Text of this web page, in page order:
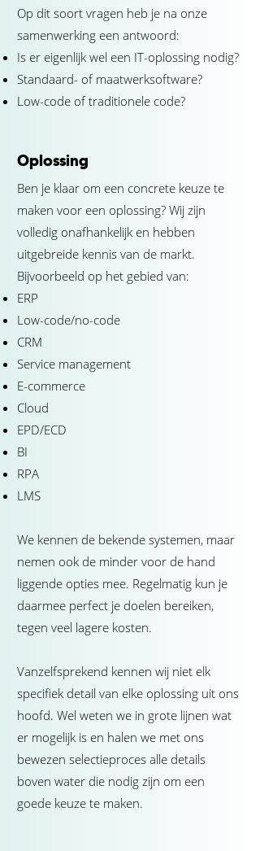
Op dit soort vragen heb je na onze
samenwerking een antwoord:
Is er eigenlijk wel een IT-oplossing nodig?
Standaard- of maatwerksoftware?
Low-code of traditionele code?
Oplossing
Ben je klaar om een concrete keuze te
maken voor een oplossing? Wij zijn
volledig onafhankelijk en hebben
uitgebreide kennis van de markt.
Bijvoorbeeld op het gebied van:
ERP
Low-code/no-code
CRM
Service management
E-commerce
Cloud
EPD/ECD
BI
RPA
LMS
We kennen de bekende systemen, maar
nemen ook de minder voor de hand
liggende opties mee. Regelmatig kun je
daarmee perfect je doelen bereiken,
tegen veel lagere kosten.
Vanzelfsprekend kennen wij niet elk
specifiek detail van elke oplossing uit ons
hoofd. Wel weten we in grote lijnen wat
er mogelijk is en halen we met ons
bewezen selectieproces alle details
boven water die nodig zijn om een
goede keuze te maken.